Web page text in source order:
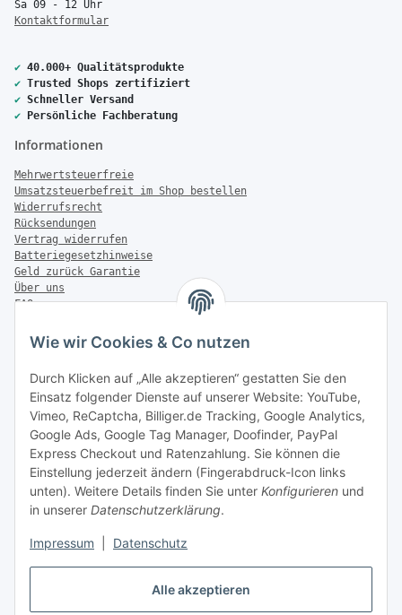
Alle akzeptieren
Wie wir Cookies & Co nutzen
Durch Klicken auf „Alle akzeptieren“ gestatten Sie den
Einsatz folgender Dienste auf unserer Website: YouTube,
Vimeo, ReCaptcha, Billiger.de Tracking, Google Analytics,
Google Ads, Google Tag Manager, Doofinder, PayPal
Express Checkout und Ratenzahlung. Sie können die
Einstellung jederzeit ändern (Fingerabdruck-Icon links
unten). Weitere Details finden Sie unter Konfigurieren und
in unserer Datenschutzerklärung.
Impressum Datenschutz
Sa 09 - 12 Uhr
Kontaktformular
✔ 40.000+ Qualitätsprodukte
✔ Trusted Shops zertifiziert
✔ Schneller Versand
✔ Persönliche Fachberatung
Informationen
Mehrwertsteuerfreie
Umsatzsteuerbefreit im Shop bestellen
Widerrufsrecht
Rücksendungen
Vertrag widerrufen
Batteriegesetzhinweise
Geld zurück Garantie
Über uns
FAQ
Zahlung & Versand
Versandinformationen
Sonstiges